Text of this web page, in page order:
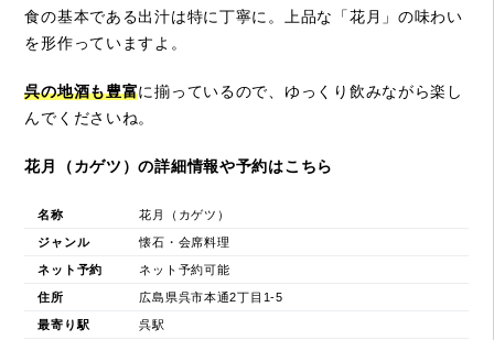
食の基本である出汁は特に丁寧に。上品な「花月」の味わい
を形作っていますよ。
呉の地酒も豊富に揃っているので、ゆっくり飲みながら楽し
んでくださいね。
花月（カゲツ）の詳細情報や予約はこちら
名称 花月（カゲツ）
ジャンル 懐石・会席料理
ネット予約 ネット予約可能
住所 広島県呉市本通2丁目1-5
最寄り駅 呉駅